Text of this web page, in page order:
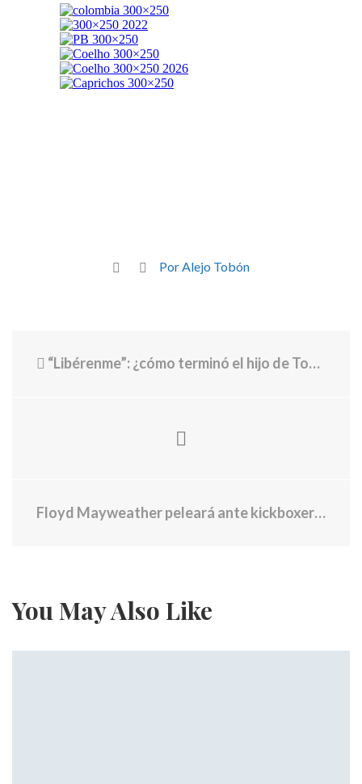
Por Alejo Tobón
“Libérenme”: ¿cómo terminó el hijo de Tom Hanks atrapado en Medellín?
Floyd Mayweather peleará ante kickboxer previo a Pacquiao
You May Also Like